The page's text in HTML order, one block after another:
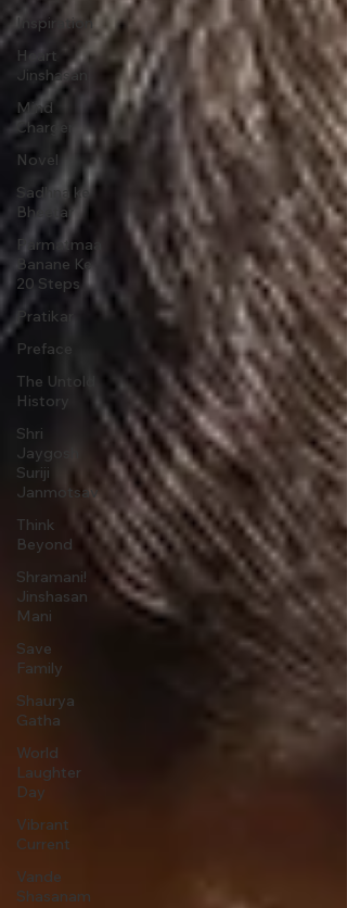
Inspiration
Heart
Jinshasan
Mind
Charger
Novel
Sadhna ke
Bheetar
Parmatmaa
Banane Ke
20 Steps
Pratikar
Preface
The Untold
History
Shri
Jaygosh
Suriji
Janmotsav
Think
Beyond
Shramani!
Jinshasan
Mani
Save
Family
Shaurya
Gatha
World
Laughter
Day
Vibrant
Current
Vande
Shasanam